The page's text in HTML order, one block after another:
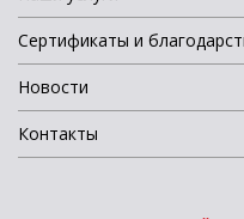
Сертификаты и
Новости
Контакты